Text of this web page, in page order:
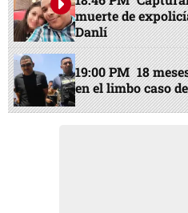
muerte de
Danlí
19:00 PM 18
en el limbo caso